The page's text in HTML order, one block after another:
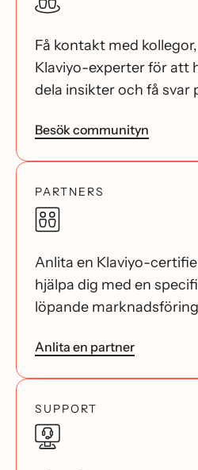
Få kontakt med
Klaviyo-experter för att
dela insikter och få svar
Besök communityn
PARTNERS
Anlita en Klaviyo-
hjälpa dig med en
löpande
Anlita en partner
SUPPORT